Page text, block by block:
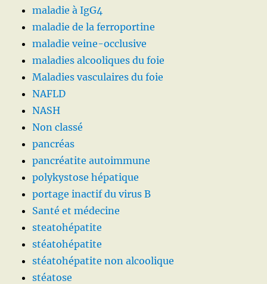
maladie à IgG4
maladie de la ferroportine
maladie veine-occlusive
maladies alcooliques du foie
Maladies vasculaires du foie
NAFLD
NASH
Non classé
pancréas
pancréatite autoimmune
polykystose hépatique
portage inactif du virus B
Santé et médecine
steatohépatite
stéatohépatite
stéatohépatite non alcoolique
stéatose